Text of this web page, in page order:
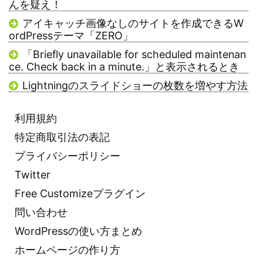
んを疑え！
アイキャッチ画像なしのサイトを作成できるW
ordPressテーマ「ZERO」
「Briefly unavailable for scheduled maintenan
ce. Check back in a minute.」と表示されるとき
Lightningのスライドショーの枚数を増やす方法
利用規約
特定商取引法の表記
プライバシーポリシー
Twitter
Free Customizeプラグイン
問い合わせ
WordPressの使い方まとめ
ホームページの作り方